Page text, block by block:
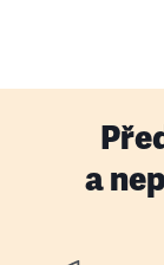
a